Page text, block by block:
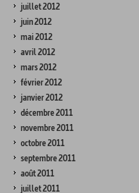
juillet 2012
juin 2012
mai 2012
avril 2012
mars 2012
février 2012
janvier 2012
décembre 2011
novembre 2011
octobre 2011
septembre 2011
août 2011
juillet 2011